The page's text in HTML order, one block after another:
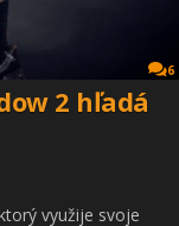
6
2 hľadá
využije svoje